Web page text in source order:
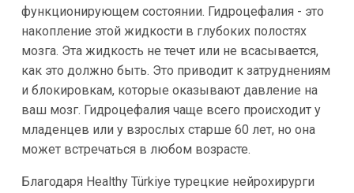
функционирующем состоянии. Гидроцефалия - это
накопление этой жидкости в глубоких полостях
мозга. Эта жидкость не течет или не всасывается,
как это должно быть. Это приводит к затруднениям
и блокировкам, которые оказывают давление на
ваш мозг. Гидроцефалия чаще всего происходит у
младенцев или у взрослых старше 60 лет, но она
может встречаться в любом возрасте.
Благодаря Healthy Türkiye турецкие нейрохирурги